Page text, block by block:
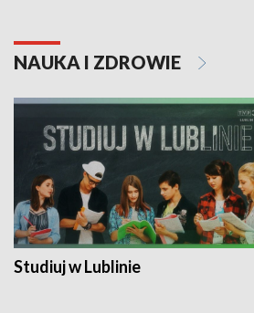
NAUKA I ZDROWIE
Studiuj w Lublinie